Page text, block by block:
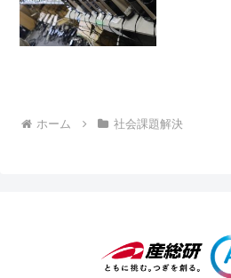
ホーム 社会課題解決